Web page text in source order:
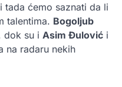
ćemo saznati da li
talentima. Bogoljub
dok su i Asim Đulović i
na radaru nekih